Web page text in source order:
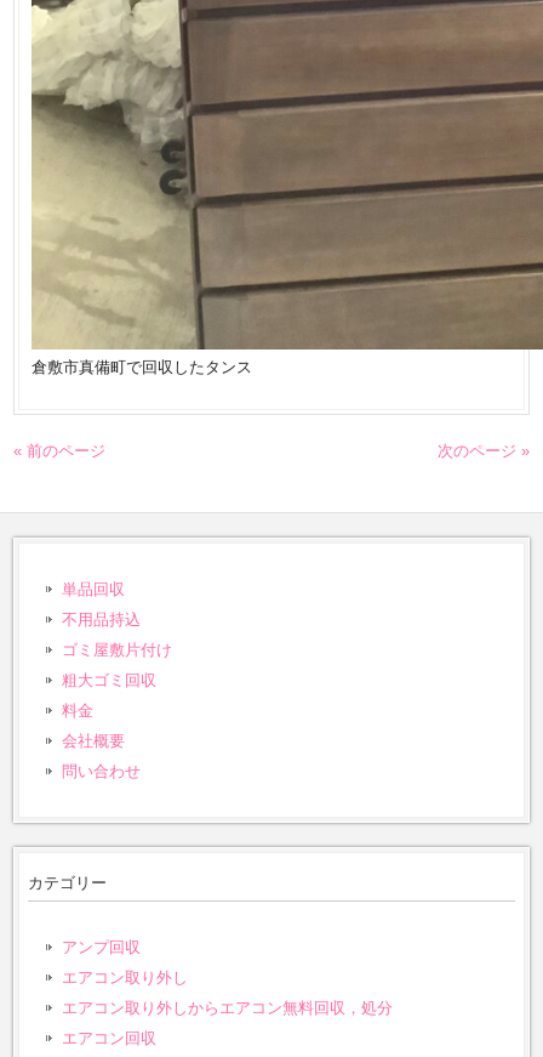
倉敷市真備町で回収したタンス
« 前のページ 次のページ »
単品回収
不用品持込
ゴミ屋敷片付け
粗大ゴミ回収
料金
会社概要
問い合わせ
カテゴリー
アンプ回収
エアコン取り外し
エアコン取り外しからエアコン無料回収，処分
エアコン回収